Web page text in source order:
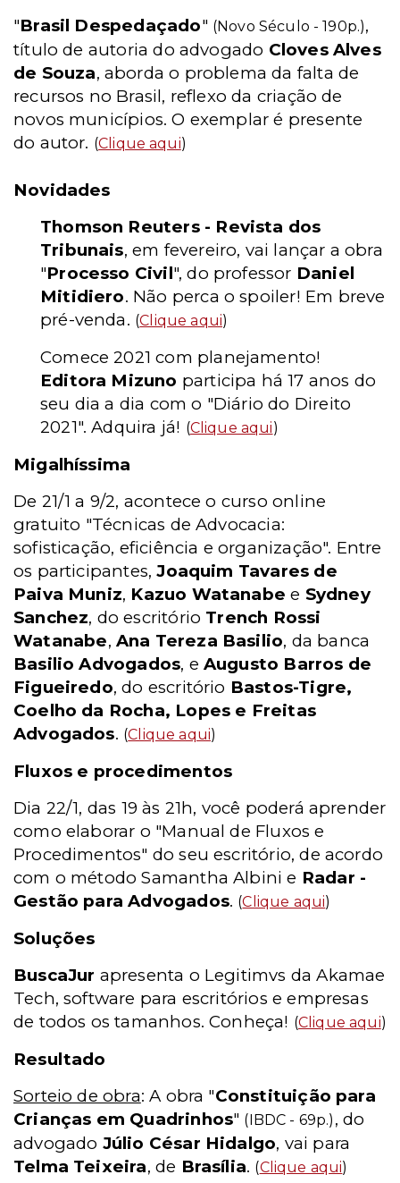
"Brasil Despedaçado" (Novo Século - 190p.),
título de autoria do advogado Cloves Alves
de Souza, aborda o problema da falta de
recursos no Brasil, reflexo da criação de
novos municípios. O exemplar é presente
do autor. (Clique aqui)
Novidades
Thomson Reuters - Revista dos
Tribunais, em fevereiro, vai lançar a obra
"Processo Civil", do professor Daniel
Mitidiero. Não perca o spoiler! Em breve
pré-venda. (Clique aqui)
Comece 2021 com planejamento!
Editora Mizuno participa há 17 anos do
seu dia a dia com o "Diário do Direito
2021". Adquira já! (Clique aqui)
Migalhíssima
De 21/1 a 9/2, acontece o curso online
gratuito "Técnicas de Advocacia:
sofisticação, eficiência e organização". Entre
os participantes,Joaquim Tavares de
Paiva Muniz, Kazuo Watanabe e Sydney
Sanchez, do escritório Trench Rossi
Watanabe, Ana Tereza Basilio, da banca
Basilio Advogados, e Augusto Barros de
Figueiredo, do escritório Bastos-Tigre,
Coelho da Rocha, Lopes e Freitas
Advogados. (Clique aqui)
Fluxos e procedimentos
Dia 22/1, das 19 às 21h, você poderá aprender
como elaborar o "Manual de Fluxos e
Procedimentos" do seu escritório, de acordo
com o método Samantha Albini e Radar -
Gestão para Advogados. (Clique aqui)
Soluções
BuscaJur apresenta o Legitimvs da Akamae
Tech, software para escritórios e empresas
de todos os tamanhos. Conheça! (Clique aqui)
Resultado
Sorteio de obra: A obra "Constituição para
Crianças em Quadrinhos" (IBDC - 69p.) , do
advogado Júlio César Hidalgo, vai para
Telma Teixeira, de Brasília. (Clique aqui)